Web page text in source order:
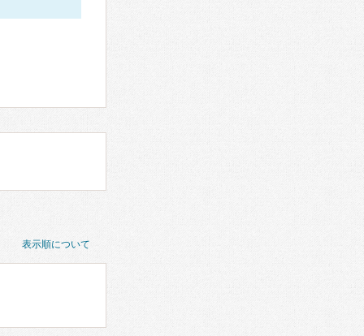
表示順について